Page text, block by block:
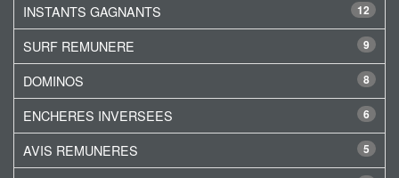
12
INSTANTS GAGNANTS
9
SURF REMUNERE
8
DOMINOS
6
ENCHERES INVERSEES
5
AVIS REMUNERES